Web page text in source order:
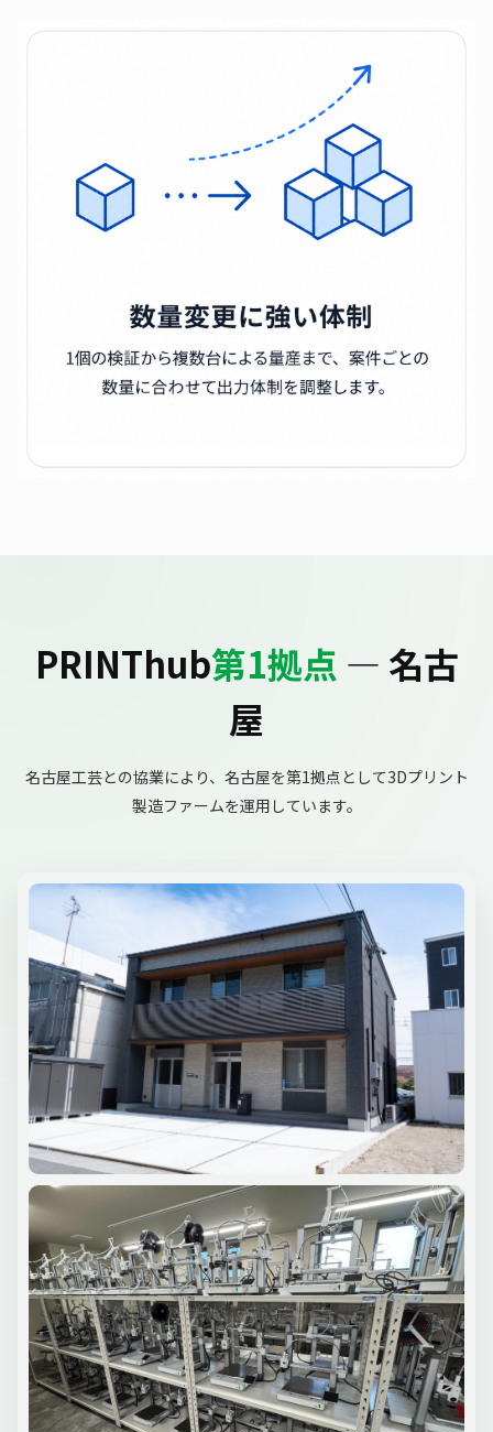
PRINThub第1拠点 — 名古
屋
名古屋工芸との協業により、名古屋を第1拠点として3Dプリント
製造ファームを運用しています。